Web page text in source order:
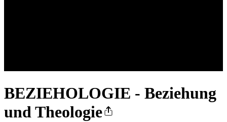
BEZIEHOLOGIE - Beziehung
und Theologie